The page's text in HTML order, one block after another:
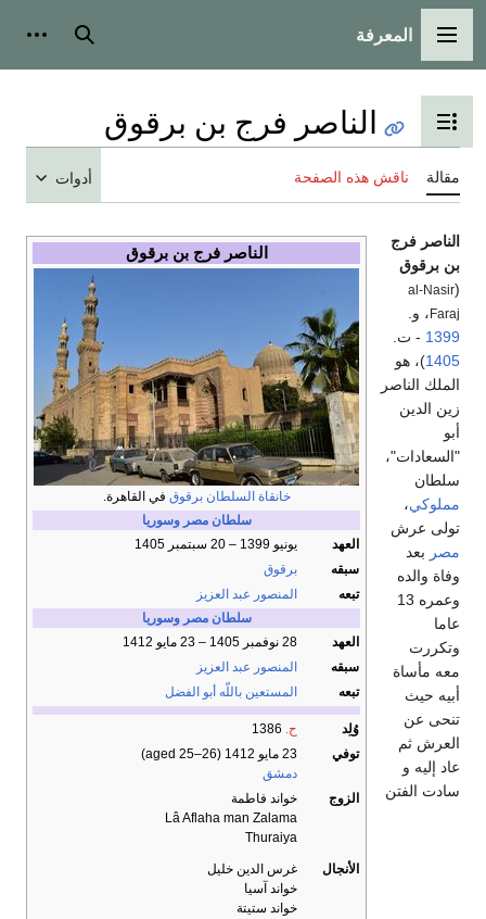
القائمة الرئيسية
المعرفة بحث
تبديل عرض جدول المحتويات
الناصر فرج بن برقوق
مقالة ناقش هذه الصفحة أدوات
الناصر فرج بن برقوق
خانقاة السلطان برقوق في القاهرة.
سلطان مصر وسوريا
العهد
يونيو 1399 – 20 سبتمبر 1405
سبقه
برقوق
تبعه
المنصور عبد العزيز
سلطان مصر وسوريا
العهد
28 نوفمبر 1405 – 23 مايو 1412
سبقه
المنصور عبد العزيز
تبعه
المستعين باللّه أبو الفضل
وُلِد ح.
توفي
23 مايو 1412
(aged 25–26)
دمشق
الزوج
خواند فاطمة
Lâ Aflaha man Zalama
Thuraiya
الأنجال
غرس الدين خليل
خواند آسيا
خواند ستيتة
الناصر فرج
بن برقوق
(
al-Nasir
Faraj ، و.
1399 - ت.
1405)، هو
الملك الناصر
زين الدين
أبو
"السعادات"،
سلطان
مملوكي،
تولى عرش
مصر بعد
وفاة والده
وعمره 13
عاما
وتكررت
معه مأساة
أبيه حيث
تنحى عن
العرش ثم
عاد إليه و
سادت الفتن